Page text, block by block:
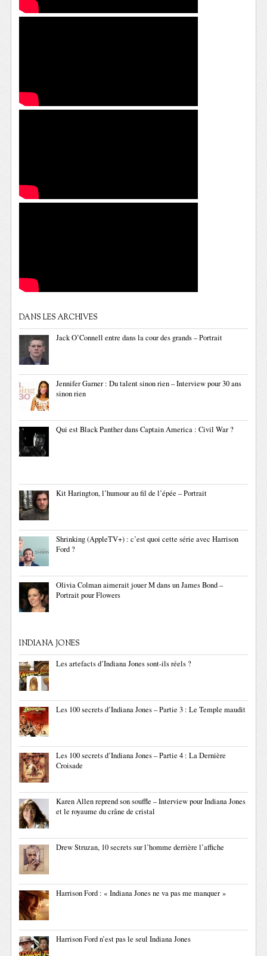
DANS LES ARCHIVES
Jack O’Connell entre dans la cour des grands – Portrait
Jennifer Garner : Du talent sinon rien – Interview pour 30 ans
sinon rien
Qui est Black Panther dans Captain America : Civil War ?
Kit Harington, l’humour au fil de l’épée – Portrait
Shrinking (AppleTV+) : c’est quoi cette série avec Harrison
Ford ?
Olivia Colman aimerait jouer M dans un James Bond –
Portrait pour Flowers
INDIANA JONES
Les artefacts d’Indiana Jones sont-ils réels ?
Les 100 secrets d’Indiana Jones – Partie 3 : Le Temple maudit
Les 100 secrets d’Indiana Jones – Partie 4 : La Dernière
Croisade
Karen Allen reprend son souffle – Interview pour Indiana Jones
et le royaume du crâne de cristal
Drew Struzan, 10 secrets sur l’homme derrière l’affiche
Harrison Ford : « Indiana Jones ne va pas me manquer »
Harrison Ford n’est pas le seul Indiana Jones